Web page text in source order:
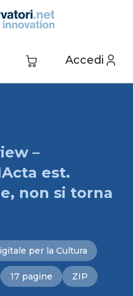
Accedi
–
est.
non si torna
per la Cultura
17 pagine ZIP